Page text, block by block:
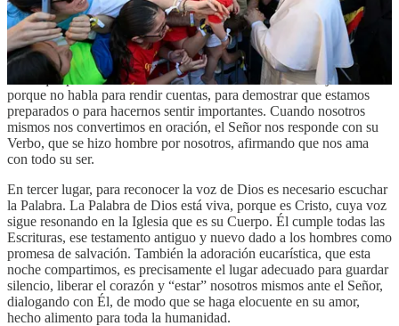
vuestra voz: Él os escucha y os responderá. No tengáis miedo de
expresar lo que sentís en el corazón. Hay un Salmo que dice: «El
que hizo el oído, ¿no va a oír?» ( Sal94,9). Nuestro discurso interior
se convierte en oración, alabanza y súplica cuando es confiado al
único que puede escucharlo. La oración es una voz libre justamente
porque no habla para rendir cuentas, para demostrar que estamos
preparados o para hacernos sentir importantes. Cuando nosotros
mismos nos convertimos en oración, el Señor nos responde con su
Verbo, que se hizo hombre por nosotros, afirmando que nos ama
con todo su ser.
En tercer lugar, para reconocer la voz de Dios es necesario escuchar
la Palabra. La Palabra de Dios está viva, porque es Cristo, cuya voz
sigue resonando en la Iglesia que es su Cuerpo. Él cumple todas las
Escrituras, ese testamento antiguo y nuevo dado a los hombres como
promesa de salvación. También la adoración eucarística, que esta
noche compartimos, es precisamente el lugar adecuado para guardar
silencio, liberar el corazón y “estar” nosotros mismos ante el Señor,
dialogando con Él, de modo que se haga elocuente en su amor,
hecho alimento para toda la humanidad.